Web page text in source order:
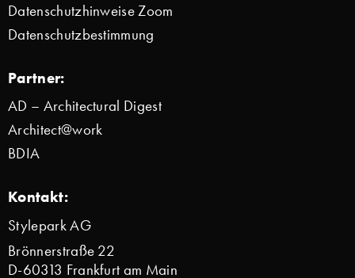
Datenschutzhinweise Zoom
Datenschutzbestimmung
Partner:
AD – Architectural Digest
Architect@work
BDIA
Kontakt:
Stylepark AG
Brönnerstraße 22
D-60313 Frankfurt am Main